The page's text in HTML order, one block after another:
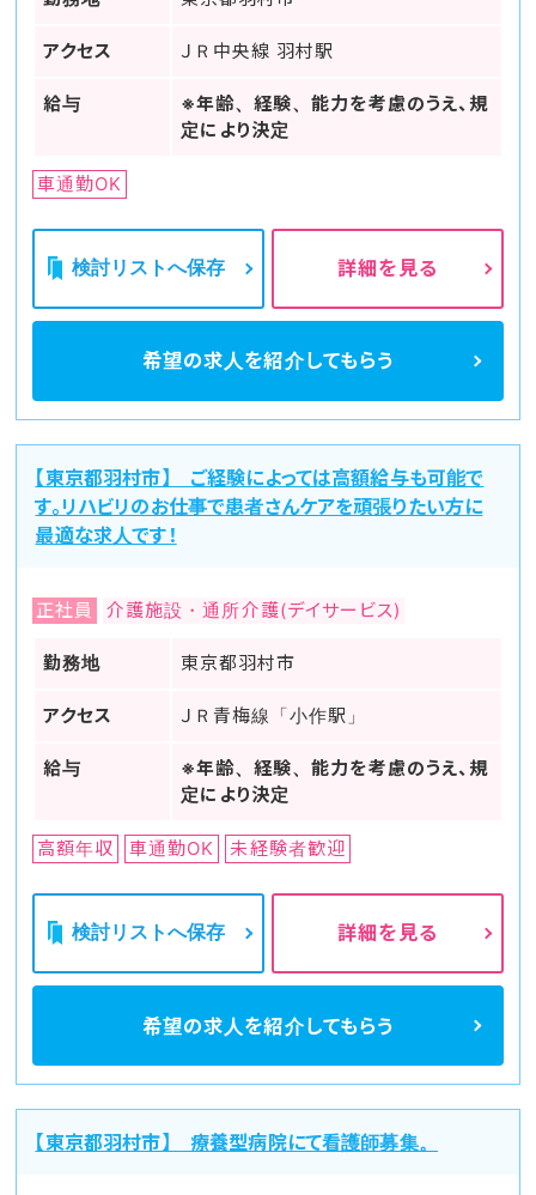
アクセス ＪＲ中央線 羽村駅
給与
※年齢、経験、能力を考慮のうえ、規
定により決定
車通勤OK
検討リストへ保存 詳細を見る
希望の求人を紹介してもらう
【東京都羽村市】 ご経験によっては高額給与も可能で
す。リハビリのお仕事で患者さんケアを頑張りたい方に
最適な求人です！
正社員 介護施設・通所介護(デイサービス)
勤務地 東京都羽村市
アクセス ＪＲ青梅線「小作駅」
給与
※年齢、経験、能力を考慮のうえ、規
定により決定
高額年収 車通勤OK 未経験者歓迎
検討リストへ保存 詳細を見る
希望の求人を紹介してもらう
【東京都羽村市】 療養型病院にて看護師募集。